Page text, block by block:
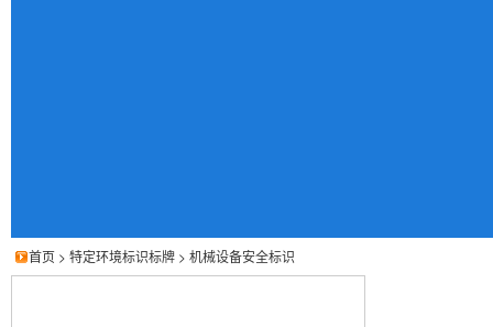
首页 > 特定环境标识标牌 > 机械设备安全标识
博尔杰 机械设备安全标